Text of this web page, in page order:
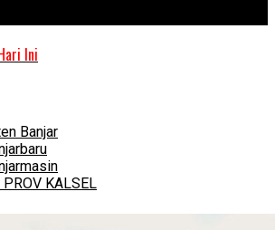
Ini
Banjar
PROV KALSEL